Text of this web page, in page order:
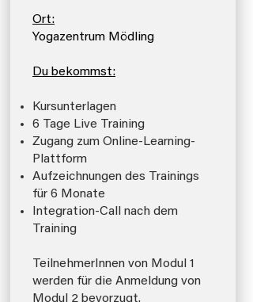
Ort:
Yogazentrum Mödling
Du bekommst:
Kursunterlagen
6 Tage Live Training
Zugang zum Online-Learning-
Plattform
Aufzeichnungen des Trainings
für 6 Monate
Integration-Call nach dem
Training​
TeilnehmerInnen von Modul 1
werden für die Anmeldung von
Modul 2 bevorzugt.